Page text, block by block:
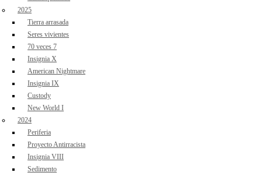
2025
Tierra arrasada
Seres vivientes
70 veces 7
Insignia X
American Nightmare
Insignia IX
Custody
New World I
2024
Periferia
Proyecto Antirracista
Insignia VIII
Sedimento